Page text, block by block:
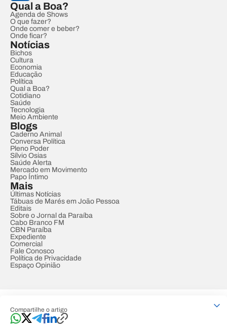
Compartilhe o artigo
Qual a Boa?
Agenda de Shows
O que fazer?
Onde comer e beber?
Onde ficar?
Notícias
Bichos
Cultura
Economia
Educação
Política
Qual a Boa?
Cotidiano
Saúde
Tecnologia
Meio Ambiente
Blogs
Caderno Animal
Conversa Política
Pleno Poder
Sílvio Osias
Saúde Alerta
Mercado em Movimento
Papo Íntimo
Mais
Últimas Notícias
Tábuas de Marés em João Pessoa
Editais
Sobre o Jornal da Paraíba
Cabo Branco FM
CBN Paraíba
Expediente
Comercial
Fale Conosco
Política de Privacidade
Espaço Opinião
Developed by Designed by